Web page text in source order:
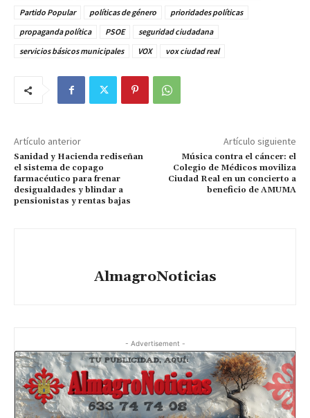
Partido Popular
políticas de género
prioridades políticas
propaganda política
PSOE
seguridad ciudadana
servicios básicos municipales
VOX vox ciudad real
Artículo anterior
Sanidad y Hacienda rediseñan
el sistema de copago
farmacéutico para frenar
desigualdades y blindar a
pensionistas y rentas bajas
Artículo siguiente
Música contra el cáncer: el
Colegio de Médicos moviliza
Ciudad Real en un concierto a
beneficio de AMUMA
AlmagroNoticias
- Advertisement -